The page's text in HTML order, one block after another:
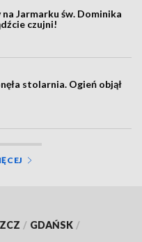
Jarmarku św. Dominika
czujni!
stolarnia. Ogień objął
/ GDAŃSK /